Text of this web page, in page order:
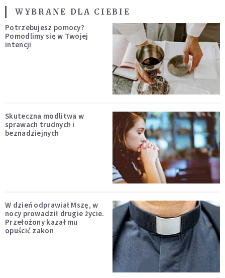
WYBRANE DLA CIEBIE
Potrzebujesz pomocy?
Pomodlimy się w Twojej
intencji
Skuteczna modlitwa w
sprawach trudnych i
beznadziejnych
W dzień odprawiał Mszę, w
nocy prowadził drugie życie.
Przełożony kazał mu
opuścić zakon